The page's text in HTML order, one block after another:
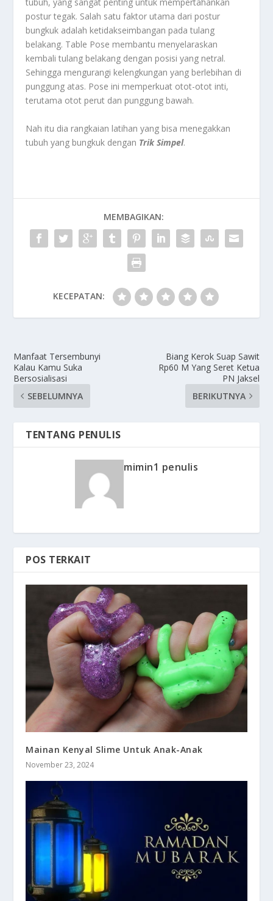
tubuh, yang sangat penting untuk mempertahankan
postur tegak. Salah satu faktor utama dari postur
bungkuk adalah ketidakseimbangan pada tulang
belakang. Table Pose membantu menyelaraskan
kembali tulang belakang dengan posisi yang netral.
Sehingga mengurangi kelengkungan yang berlebihan di
punggung atas. Pose ini memperkuat otot-otot inti,
terutama otot perut dan punggung bawah.
Nah itu dia rangkaian latihan yang bisa menegakkan
tubuh yang bungkuk dengan Trik Simpel.
MEMBAGIKAN:
KECEPATAN:
Manfaat Tersembunyi
Kalau Kamu Suka
Bersosialisasi
SEBELUMNYA
Biang Kerok Suap Sawit
Rp60 M Yang Seret Ketua
PN Jaksel
BERIKUTNYA
TENTANG PENULIS
mimin1 penulis
POS TERKAIT
Mainan Kenyal Slime Untuk Anak-Anak
November 23, 2024